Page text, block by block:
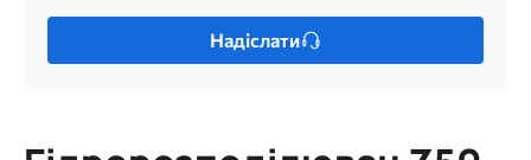
фото
Лише
Надіслати